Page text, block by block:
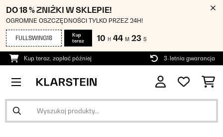
DO 18 % ZNIŻKI W SKLEPIE!
OGROMNE OSZCZĘDNOŚCI TYLKO PRZEZ 24H!
FULLSWING18
Kup
teraz
10 H 44 M 23 S
Kup teraz, zapłać później 3-letnia gwarancja